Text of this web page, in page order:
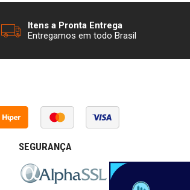
Itens a Pronta Entrega
Entregamos em todo Brasil
SEGURANÇA